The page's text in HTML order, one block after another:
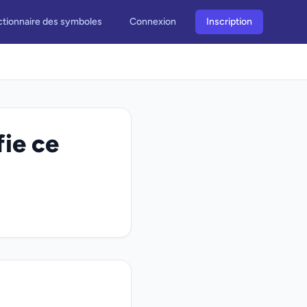
des symboles Connexion Inscription
ce